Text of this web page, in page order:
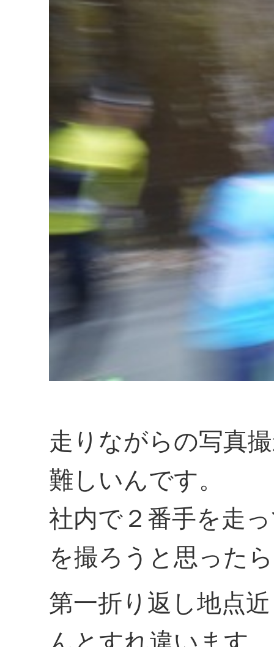
走りながらの写真
難しいんです。
社内で２番手を走
を撮ろうと思った
第一折り返し地点